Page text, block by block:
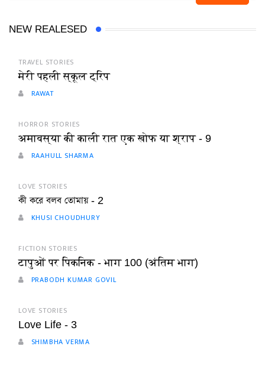
NEW REALESED
TRAVEL STORIES
मेरी पहली स्कूल ट्रिप
RAWAT
HORROR STORIES
अमावस्या की काली रात एक खोफ या श्राप - 9
RAAHULL SHARMA
LOVE STORIES
কী করে বলব তোমায় - 2
KHUSI CHOUDHURY
FICTION STORIES
टापुओं पर पिकनिक - भाग 100 (अंतिम भाग)
PRABODH KUMAR GOVIL
LOVE STORIES
Love Life - 3
SHIMBHA VERMA